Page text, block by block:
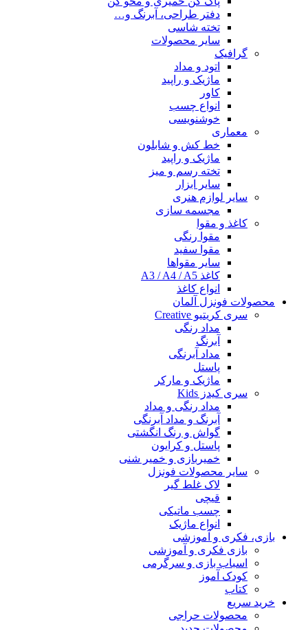
دفتر طراحی، آبرنگ و…
تخته شاسی
سایر محصولات
گرافیک
اتود و مداد
ماژیک و راپید
کاور
انواع چسب
خوشنویسی
معماری
خط کش و شابلون
ماژیک و راپید
تخته رسم و میز
سایر ابزار
سایر لوازم هنری
مجسمه سازی
کاغذ و مقوا
مقوا رنگی
مقوا سفید
سایر مقواها
کاغذ A3 / A4 / A5
انواع کاغذ
محصولات فونزل آلمان
سری کریتیو Creative
مداد رنگی
آبرنگ
مداد آبرنگی
پاستل
ماژیک و مارکر
سری کیدز Kids
مداد رنگی و مداد
آبرنگ و مداد آبرنگی
گواش و رنگ انگشتی
پاستل و کرایون
خمیربازی و خمیر شنی
سایر محصولات فونزل
لاک غلط گیر
قیچی
چسب ماتیکی
انواع ماژیک
بازی، فکری و آموزشی
بازی فکری و آموزشی
اسباب بازی و سرگرمی
کودک آموز
کتاب
خرید سریع
محصولات حراجی